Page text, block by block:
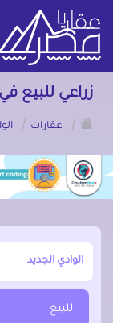
زراعي للبيع
/
عقارات /
أبحث عن
للبيع